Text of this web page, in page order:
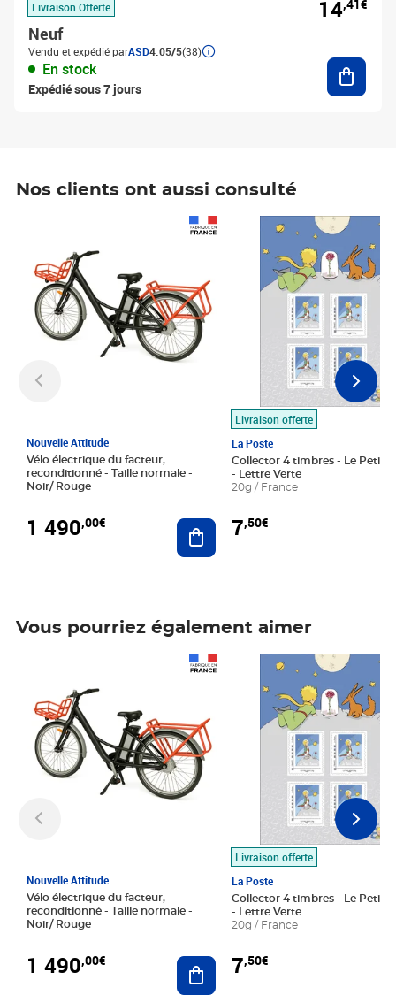
Livraison Offerte
Neuf
Vendu et expédié parASD4.05/5(38)
En stock
Expédié sous 7 jours
14,41€
Nos clients ont aussi consulté
Nouvelle Attitude
Vélo électrique du facteur,
reconditionné - Taille normale -
Noir/ Rouge
1 490,00€ Ajouter au panier
Livraison offerte
La Poste
Collector 4 timbres - Le Petit
- Lettre Verte
20g / France
7,50€
Prix 7,50€
Vous pourriez également aimer
Nouvelle Attitude
Vélo électrique du facteur,
reconditionné - Taille normale -
Noir/ Rouge
1 490,00€ Ajouter au panier
Livraison offerte
La Poste
Collector 4 timbres - Le Petit
- Lettre Verte
20g / France
7,50€
Prix 7,50€